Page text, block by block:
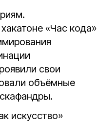
«Час кода»
свои
объёмные
искусство»